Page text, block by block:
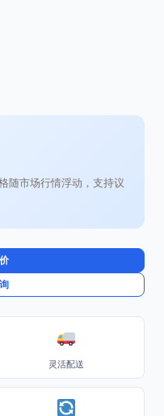
随市场行情浮动，支持议
灵活配送